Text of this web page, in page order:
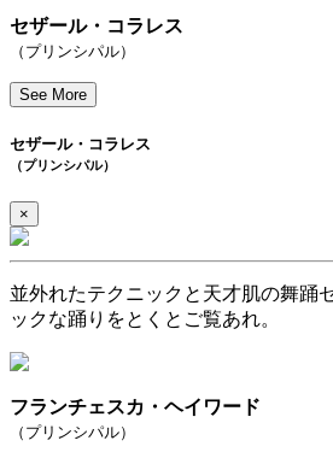
セザール・コラレス
（プリンシパル）
See More
セザール・コラレス
（プリンシパル）
×
並外れたテクニックと天才肌の舞踊
ックな踊りをとくとご覧あれ。
フランチェスカ・ヘイワード
（プリンシパル）